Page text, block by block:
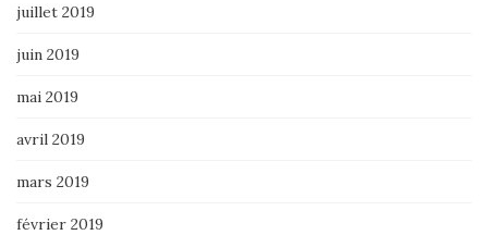
juillet 2019
juin 2019
mai 2019
avril 2019
mars 2019
février 2019